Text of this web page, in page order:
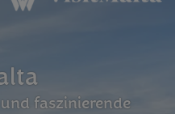
faszinierende